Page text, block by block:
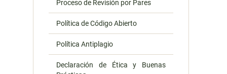
Proceso de Revisión por Pares
Política de Código Abierto
Política Antiplagio
Declaración de Ética y Buenas